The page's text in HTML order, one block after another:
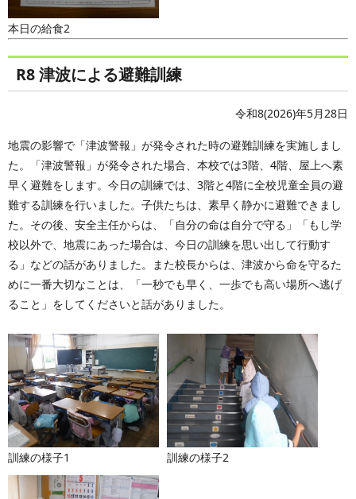
本日の給食2
R8 津波による避難訓練
令和8(2026)年5月28日
地震の影響で「津波警報」が発令された時の避難訓練を実施しまし
た。「津波警報」が発令された場合、本校では3階、4階、屋上へ素
早く避難をします。今日の訓練では、3階と4階に全校児童全員の避
難する訓練を行いました。子供たちは、素早く静かに避難できまし
た。その後、安全主任からは、「自分の命は自分で守る」「もし学
校以外で、地震にあった場合は、今日の訓練を思い出して行動す
る」などの話がありました。また校長からは、津波から命を守るた
めに一番大切なことは、「一秒でも早く、一歩でも高い場所へ逃げ
ること」をしてくださいと話がありました。
訓練の様子1 訓練の様子2